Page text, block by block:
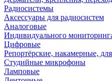
Радиосистемы
Аксессуары для радиосистем
Аналоговые
Индивидуального
Цифровые
Репортёрские, накамерные,
Студийные микрофоны
Ламповые